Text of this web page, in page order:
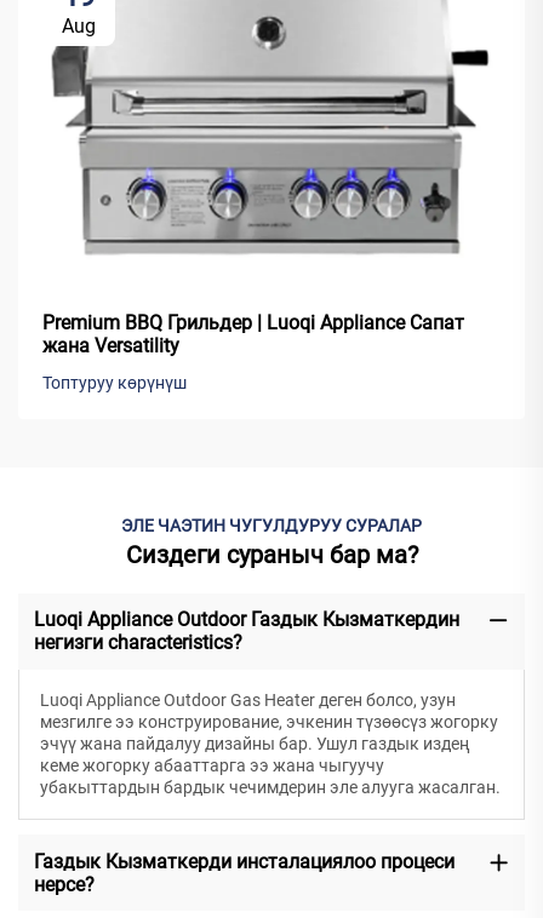
Aug
Premium BBQ Грильдер | Luoqi Appliance Сапат
жана Versatility
Топтуруу көрүнүш
ЭЛЕ ЧАЭТИН ЧУГУЛДУРУУ СУРАЛАР
Сиздеги сураныч бар ма?
Luoqi Appliance Outdoor Газдык Кызматкердин
негизги characteristics?
Luoqi Appliance Outdoor Gas Heater деген болсо, узун
мезгилге ээ конструирование, эчкенин түзөөсүз жогорку
эчүү жана пайдалуу дизайны бар. Ушул газдык издең
кеме жогорку абааттарга ээ жана чыгуучу
убакыттардын бардык чечимдерин эле алууга жасалган.
Газдык Кызматкерди инсталациялоо процеси
нерсе?